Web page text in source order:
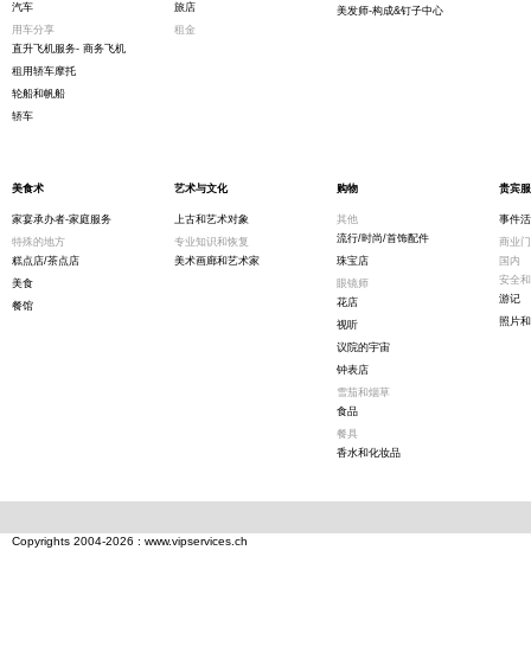
汽车
用车分享
直升飞机服务- 商务飞机
租用轿车摩托
轮船和帆船
轿车
旅店
租金
美发师-构成&钉子中心
美食术
家宴承办者-家庭服务
特殊的地方
糕点店/茶点店
美食
餐馆
艺术与文化
上古和艺术对象
专业知识和恢复
美术画廊和艺术家
购物
其他
流行/时尚/首饰配件
珠宝店
眼镜师
花店
视听
议院的宇宙
钟表店
雪茄和烟草
食品
餐具
香水和化妆品
贵宾
事件
商业
国内
安全
游记
照片
Copyrights 2004-2026 : www.vipservices.ch